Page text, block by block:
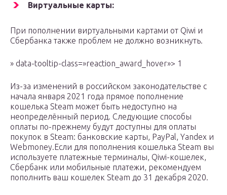
Виртуальные карты:
При пополнении виртуальными картами от Qiwi и
Сбербанка также проблем не должно возникнуть.
» data-tooltip-class=»reaction_award_hover»> 1
Из-за изменений в российском законодательстве с
начала января 2021 года прямое пополнение
кошелька Steam может быть недоступно на
неопределённый период. Следующие способы
оплаты по-прежнему будут доступны для оплаты
покупок в Steam: банковские карты, PayPal, Yandex и
Webmoney.Если для пополнения кошелька Steam вы
используете платежные терминалы, Qiwi-кошелек,
Сбербанк или мобильные платежи, рекомендуем
пополнить ваш кошелек Steam до 31 декабря 2020.